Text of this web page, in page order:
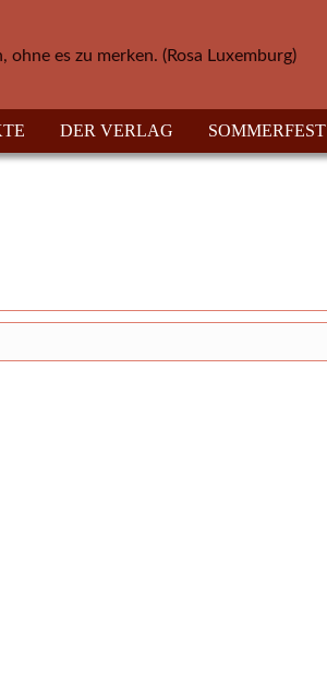
es zu merken. (Rosa Luxemburg)
DER VERLAG SOMMERFEST